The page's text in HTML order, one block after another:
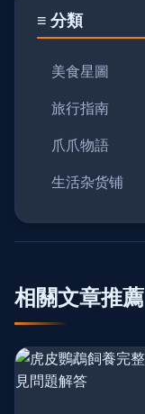
≡ 分類
美食星圖
旅行指南
爪爪物語
生活杂货铺
相關文章推薦